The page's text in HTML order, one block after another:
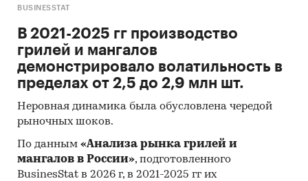
BUSINESSTAT
В 2021-2025 гг производство
грилей и мангалов
демонстрировало волатильность в
пределах от 2,5 до 2,9 млн шт.
Неровная динамика была обусловлена чередой
рыночных шоков.
По данным «Анализа рынка грилей и
мангалов в России», подготовленного
BusinesStat в 2026 г, в 2021-2025 гг их